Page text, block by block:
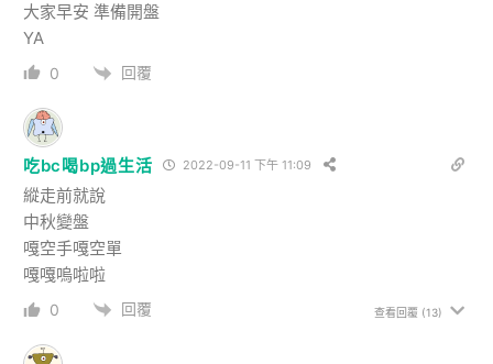
大家早安 準備開盤
YA
0 回覆
吃bc喝bp過生活 2022-09-11 下午 11:09
縱走前就說
中秋變盤
嘎空手嘎空單
嘎嘎嗚啦啦
0 回覆 查看回覆 (13)